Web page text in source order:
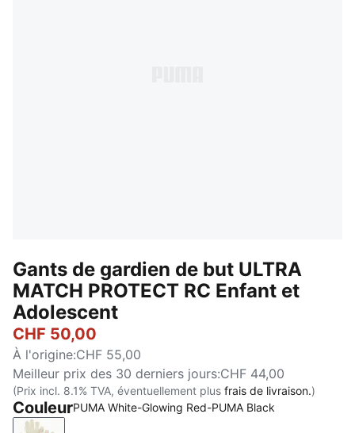
Gants de gardien de but ULTRA
MATCH PROTECT RC Enfant et
Adolescent
CHF 50,00
À l'origine:CHF 55,00
Meilleur prix des 30 derniers jours:CHF 44,00
(Prix incl. 8.1% TVA, éventuellement plus frais de livraison.)
CouleurPUMA White-Glowing Red-PUMA Black